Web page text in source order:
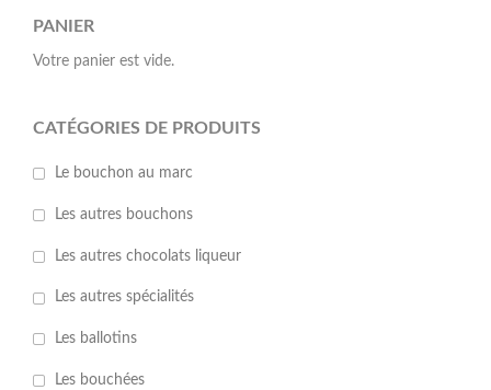
PANIER
Votre panier est vide.
CATÉGORIES DE PRODUITS
Le bouchon au marc
Les autres bouchons
Les autres chocolats liqueur
Les autres spécialités
Les ballotins
Les bouchées